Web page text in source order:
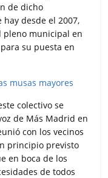
de dicho
desde el 2007,
pleno municipal en
su puesta en
colectivo se
de Más Madrid en
con los vecinos
principio previsto
en boca de los
de todos